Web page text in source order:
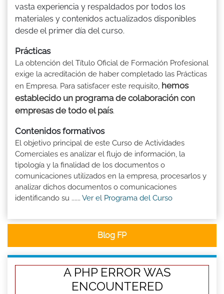
vasta experiencia y respaldados por todos los
materiales y contenidos actualizados disponibles
desde el primer día del curso.
Prácticas
La obtención del Título Oficial de Formación Profesional
exige la acreditación de haber completado las Prácticas
en Empresa. Para satisfacer este requisito, hemos
establecido un programa de colaboración con
empresas de todo el país.
Contenidos formativos
El objetivo principal de este Curso de Actividades
Comerciales es analizar el flujo de información, la
tipología y la finalidad de los documentos o
comunicaciones utilizados en la empresa, procesarlos y
analizar dichos documentos o comunicaciones
identificando su ...... Ver el Programa del Curso
Blog FP
A PHP ERROR WAS
ENCOUNTERED